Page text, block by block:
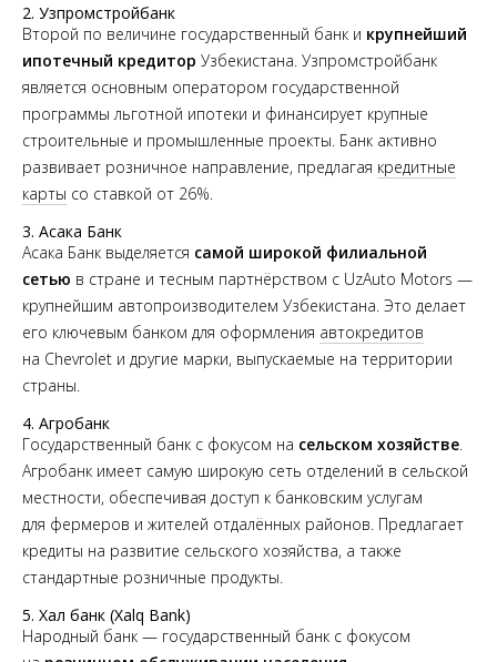
2. Узпромстройбанк
Второй по величине государственный банк и крупнейший
ипотечный кредитор Узбекистана. Узпромстройбанк
является основным оператором государственной
программы льготной ипотеки и финансирует крупные
строительные и промышленные проекты. Банк активно
развивает розничное направление, предлагая кредитные
карты со ставкой от 26%.
3. Асака Банк
Асака Банк выделяется самой широкой филиальной
сетью в стране и тесным партнёрством с UzAuto Motors —
крупнейшим автопроизводителем Узбекистана. Это делает
его ключевым банком для оформления автокредитов
на Chevrolet и другие марки, выпускаемые на территории
страны.
4. Агробанк
Государственный банк с фокусом на сельском хозяйстве.
Агробанк имеет самую широкую сеть отделений в сельской
местности, обеспечивая доступ к банковским услугам
для фермеров и жителей отдалённых районов. Предлагает
кредиты на развитие сельского хозяйства, а также
стандартные розничные продукты.
5. Халқ банк (Xalq Bank)
Народный банк — государственный банк с фокусом